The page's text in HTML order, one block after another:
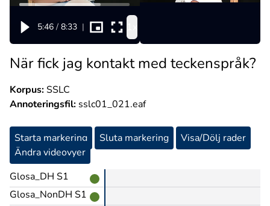
5:46 / 8:33 |
När fick jag kontakt med teckenspråk?
Korpus:SSLC
Annoteringsfil: sslc01_021.eaf
Starta markering Sluta markering
Visa/Dölj rader
Ändra videovyer
Glosa_DH S1
Glosa_NonDH S1